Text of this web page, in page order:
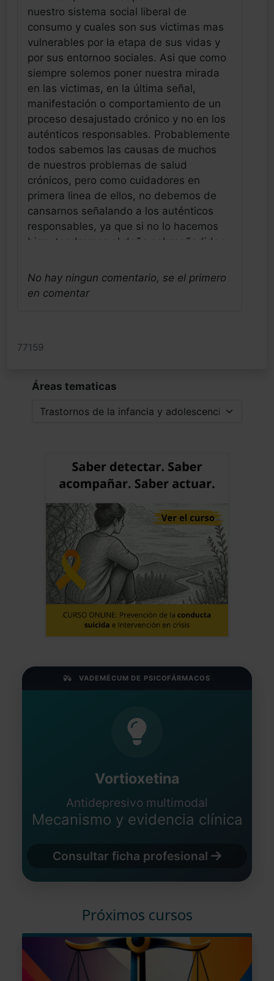
nuestro sistema social liberal de
consumo y cuales son sus victimas mas
vulnerables por la etapa de sus vidas y
por sus entornoo sociales. Asi que como
siempre solemos poner nuestra mirada
en las victimas, en la última señal,
manifestación o comportamiento de un
proceso desajustado crónico y no en los
auténticos responsables. Probablemente
todos sabemos las causas de muchos
de nuestros problemas de salud
crónicos, pero como cuidadores en
primera linea de ellos, no debemos de
cansarnos señalando a los auténticos
responsables, ya que si no lo hacemos
bien, tendremos el daño sobreañadido y
los prejuicios que favorecerán aún mas
todos los desajustes y las cronicidades.
Médico - España
No hay ningun comentario, se el primero
en comentar
77159
Áreas tematicas
VADEMÉCUM DE PSICOFÁRMACOS
Vortioxetina
Antidepresivo multimodal
Mecanismo y evidencia clínica
Consultar ficha profesional
Próximos cursos